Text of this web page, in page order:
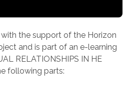
the support of the Horizon
and is part of an e-learning
RELATIONSHIPS IN HE
following parts: